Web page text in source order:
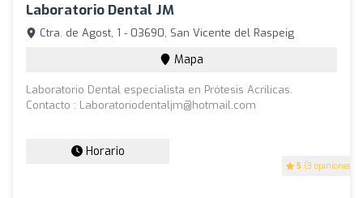
Laboratorio Dental JM
5 (3 opiniones)
Ctra. de Agost, 1 - 03690, San Vicente del Raspeig
Mapa
Laboratorio Dental especialista en Prótesis Acrílicas.
Contacto : Laboratoriodentaljm@hotmail.com
Horario